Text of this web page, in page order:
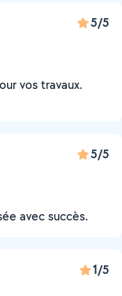
5/5
vos travaux.
5/5
avec succès.
1/5